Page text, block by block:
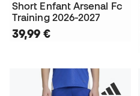
Short Enfant Arsenal Fc
Training 2026-2027
39,99 €